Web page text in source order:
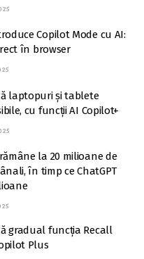
Copilot Mode cu AI:
în browser
laptopuri și tablete
cu funcții AI Copilot+
la 20 milioane de
în timp ce ChatGPT
gradual funcția Recall
Plus